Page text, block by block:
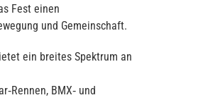
Fest einen
und Gemeinschaft.
ein breites Spektrum an
BMX‑ und